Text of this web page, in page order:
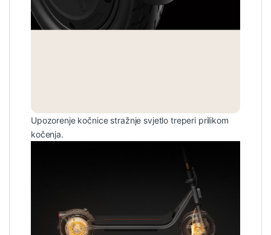
Upozorenje kočnice stražnje svjetlo treperi prilikom
kočenja.